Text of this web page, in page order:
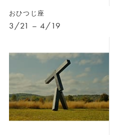
おひつじ座
3/21 – 4/19